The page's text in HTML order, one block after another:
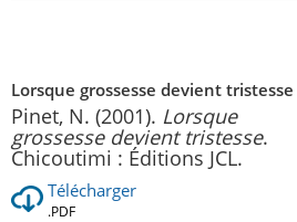
Lorsque grossesse devient tristesse
Pinet, N. (2001). Lorsque
grossesse devient tristesse.
Chicoutimi : Éditions JCL.
Télécharger
.PDF